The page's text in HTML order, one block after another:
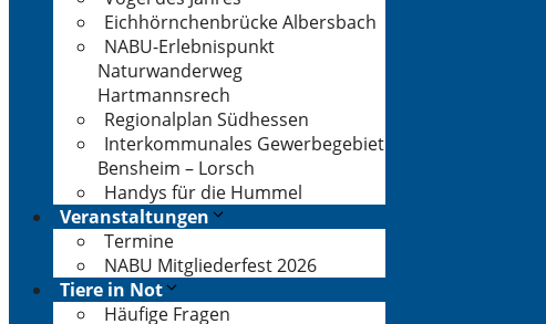
Eichhörnchenbrücke Albersbach
NABU-Erlebnispunkt
Naturwanderweg
Hartmannsrech
Regionalplan Südhessen
Interkommunales Gewerbegebiet
Bensheim – Lorsch
Handys für die Hummel
Veranstaltungen
Termine
NABU Mitgliederfest 2026
Tiere in Not
Häufige Fragen